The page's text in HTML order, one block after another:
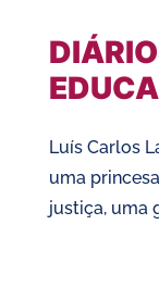
Luís Carlos
uma
justiça, uma